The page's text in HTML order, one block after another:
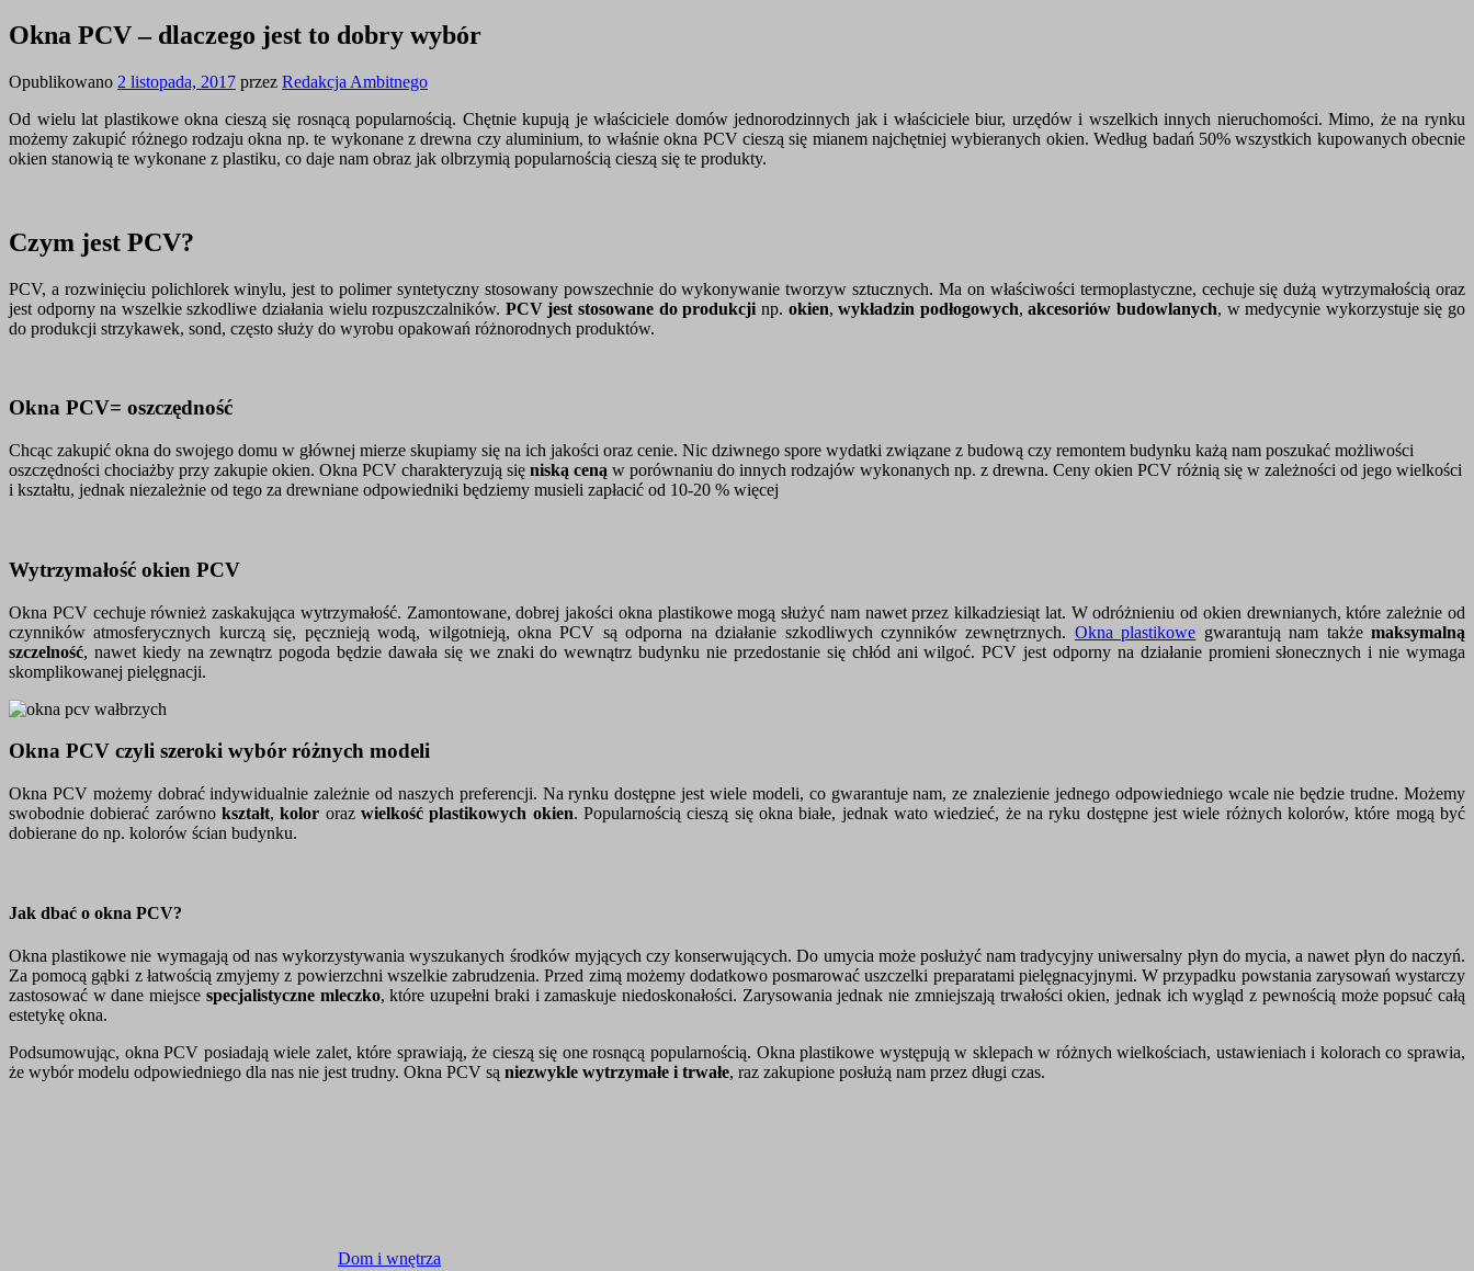
Okna PCV – dlaczego jest to dobry wybór
Opublikowano 2 listopada, 2017 przez Redakcja Ambitnego
Od wielu lat plastikowe okna cieszą się rosnącą popularnością. Chętnie kupują je właściciele domów jednorodzinnych jak i właściciele biur, urzędów i wszelkich innych nieruchomości. Mimo, że na rynku
możemy zakupić różnego rodzaju okna np. te wykonane z drewna czy aluminium, to właśnie okna PCV cieszą się mianem najchętniej wybieranych okien. Według badań 50% wszystkich kupowanych obecnie
okien stanowią te wykonane z plastiku, co daje nam obraz jak olbrzymią popularnością cieszą się te produkty.
Czym jest PCV?
PCV, a rozwinięciu polichlorek winylu, jest to polimer syntetyczny stosowany powszechnie do wykonywanie tworzyw sztucznych. Ma on właściwości termoplastyczne, cechuje się dużą wytrzymałością oraz
jest odporny na wszelkie szkodliwe działania wielu rozpuszczalników. PCV jest stosowane do produkcji np. okien,wykładzin podłogowych,akcesoriów budowlanych, w medycynie wykorzystuje się go
do produkcji strzykawek, sond, często służy do wyrobu opakowań różnorodnych produktów.
Okna PCV= oszczędność
Chcąc zakupić okna do swojego domu w głównej mierze skupiamy się na ich jakości oraz cenie. Nic dziwnego spore wydatki związane z budową czy remontem budynku każą nam poszukać możliwości
oszczędności chociażby przy zakupie okien. Okna PCV charakteryzują się niską ceną w porównaniu do innych rodzajów wykonanych np. z drewna. Ceny okien PCV różnią się w zależności od jego wielkości
i kształtu, jednak niezależnie od tego za drewniane odpowiedniki będziemy musieli zapłacić od 10-20 % więcej
Wytrzymałość okien PCV
Okna PCV cechuje również zaskakująca wytrzymałość. Zamontowane, dobrej jakości okna plastikowe mogą służyć nam nawet przez kilkadziesiąt lat. W odróżnieniu od okien drewnianych, które zależnie od
czynników atmosferycznych kurczą się, pęcznieją wodą, wilgotnieją, okna PCV są odporna na działanie szkodliwych czynników zewnętrznych. Okna plastikowe gwarantują nam takżemaksymalną
szczelność, nawet kiedy na zewnątrz pogoda będzie dawała się we znaki do wewnątrz budynku nie przedostanie się chłód ani wilgoć. PCV jest odporny na działanie promieni słonecznych i nie wymaga
skomplikowanej pielęgnacji.
Okna PCV czyli szeroki wybór różnych modeli
Okna PCV możemy dobrać indywidualnie zależnie od naszych preferencji. Na rynku dostępne jest wiele modeli, co gwarantuje nam, ze znalezienie jednego odpowiedniego wcale nie będzie trudne. Możemy
swobodnie dobierać zarówno kształt, kolor orazwielkość plastikowych okien. Popularnością cieszą się okna białe, jednak wato wiedzieć, że na ryku dostępne jest wiele różnych kolorów, które mogą być
dobierane do np. kolorów ścian budynku.
Jak dbać o okna PCV?
Okna plastikowe nie wymagają od nas wykorzystywania wyszukanych środków myjących czy konserwujących. Do umycia może posłużyć nam tradycyjny uniwersalny płyn do mycia, a nawet płyn do naczyń.
Za pomocą gąbki z łatwością zmyjemy z powierzchni wszelkie zabrudzenia. Przed zimą możemy dodatkowo posmarować uszczelki preparatami pielęgnacyjnymi. W przypadku powstania zarysowań wystarczy
zastosować w dane miejsce specjalistyczne mleczko, które uzupełni braki i zamaskuje niedoskonałości. Zarysowania jednak nie zmniejszają trwałości okien, jednak ich wygląd z pewnością może popsuć całą
estetykę okna.
Podsumowując, okna PCV posiadają wiele zalet, które sprawiają, że cieszą się one rosnącą popularnością. Okna plastikowe występują w sklepach w różnych wielkościach, ustawieniach i kolorach co sprawia,
że wybór modelu odpowiedniego dla nas nie jest trudny. Okna PCV są niezwykle wytrzymałe i trwałe, raz zakupione posłużą nam przez długi czas.
Dom i wnętrza